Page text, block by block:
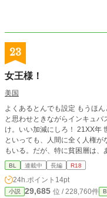
23
女王様！
美国
よくあるとんでも設定 もうほ
と思わせときながらインキュ
け。いい加減にしろ！ 21XX年 世界は人間以外のものによって支配されていた。
といっても、人間に全く人権
もいる。だが、特に貧困層は
た。マフィアやヤクザなどに変
年前に地球にやってきた、インキュバスたち
及ぼすことはなかった。彼らの
人間を暴力で支配して無理や
BL 連載中 長編 R18
24h.ポイント 14pt
小説 29,685 位 / 228,760件